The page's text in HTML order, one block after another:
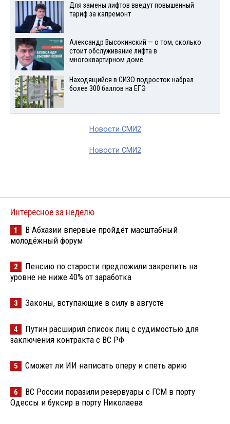
Для замены лифтов введут повышенный
тариф за капремонт
Александр Высокинский — о том, сколько
стоит обслуживание лифта в
многоквартирном доме
Находящийся в СИЗО подросток набрал
более 300 баллов на ЕГЭ
Новости СМИ2
Новости СМИ2
Интересное за неделю
1
В Абхазии впервые пройдёт масштабный
молодёжный форум
2
Пенсию по старости предложили закрепить на
уровне не ниже 40% от заработка
3 Законы, вступающие в силу в августе
4
Путин расширил список лиц с судимостью для
заключения контракта с ВС РФ
5 Сможет ли ИИ написать оперу и спеть арию
6
ВС России поразили резервуары с ГСМ в порту
Одессы и буксир в порту Николаева